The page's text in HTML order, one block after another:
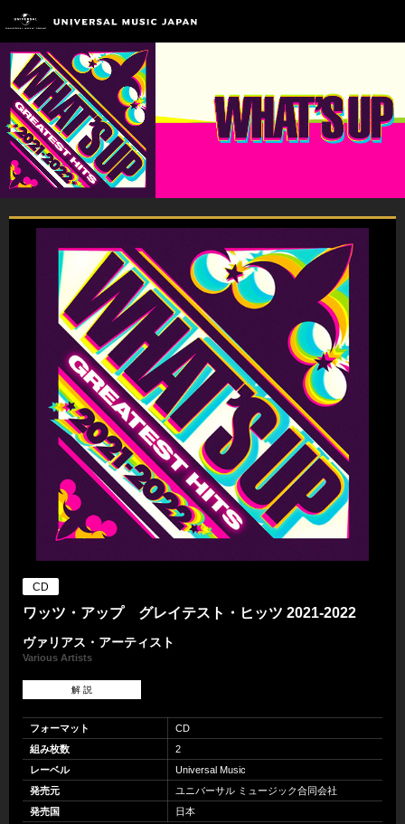
CD
ワッツ・アップ グレイテスト・ヒッツ 2021-2022
ヴァリアス・アーティスト
Various Artists
解 説
フォーマット
CD
組み枚数
2
レーベル
Universal Music
発売元
ユニバーサル ミュージック合同会社
発売国
日本